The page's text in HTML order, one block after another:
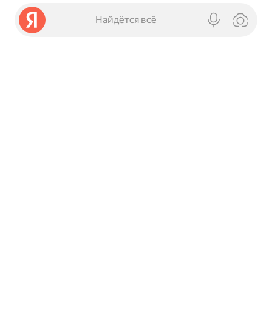
Найдётся всё